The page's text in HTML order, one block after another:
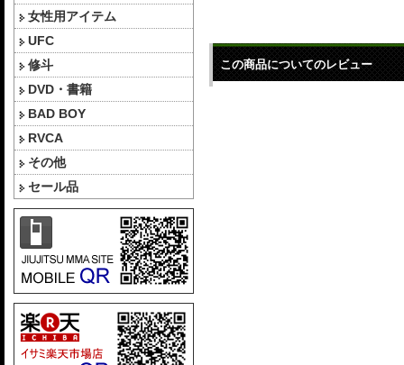
女性用アイテム
UFC
修斗
DVD・書籍
BAD BOY
RVCA
その他
セール品
この商品についてのレビュー